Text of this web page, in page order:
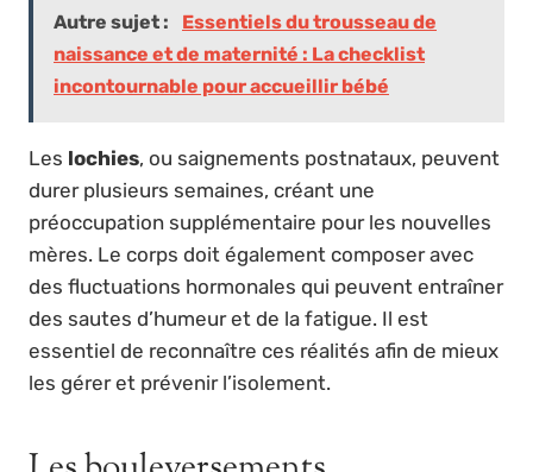
Autre sujet :
Essentiels du trousseau de
naissance et de maternité : La checklist
incontournable pour accueillir bébé
Les lochies, ou saignements postnataux, peuvent
durer plusieurs semaines, créant une
préoccupation supplémentaire pour les nouvelles
mères. Le corps doit également composer avec
des fluctuations hormonales qui peuvent entraîner
des sautes d’humeur et de la fatigue. Il est
essentiel de reconnaître ces réalités afin de mieux
les gérer et prévenir l’isolement.